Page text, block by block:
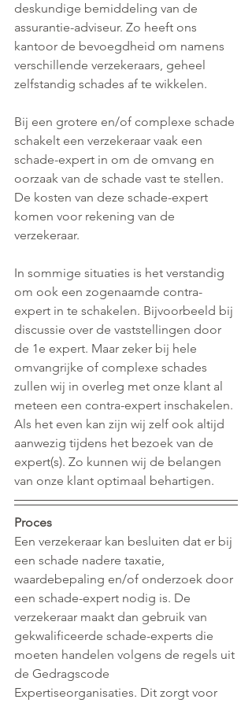
deskundige bemiddeling van de
assurantie-adviseur. Zo heeft ons
kantoor de bevoegdheid om namens
verschillende verzekeraars, geheel
zelfstandig schades af te wikkelen.
Bij een grotere en/of complexe schade
schakelt een verzekeraar vaak een
schade-expert in om de omvang en
oorzaak van de schade vast te stellen.
De kosten van deze schade-expert
komen voor rekening van de
verzekeraar.
In sommige situaties is het verstandig
om ook een zogenaamde contra-
expert in te schakelen. Bijvoorbeeld bij
discussie over de vaststellingen door
de 1e expert. Maar zeker bij hele
omvangrijke of complexe schades
zullen wij in overleg met onze klant al
meteen een contra-expert inschakelen.
Als het even kan zijn wij zelf ook altijd
aanwezig tijdens het bezoek van de
expert(s). Zo kunnen wij de belangen
van onze klant optimaal behartigen.
Proces
Een verzekeraar kan besluiten dat er bij
een schade nadere taxatie,
waardebepaling en/of onderzoek door
een schade-expert nodig is. De
verzekeraar maakt dan gebruik van
gekwalificeerde schade-experts die
moeten handelen volgens de regels uit
de Gedragscode
Expertiseorganisaties. Dit zorgt voor